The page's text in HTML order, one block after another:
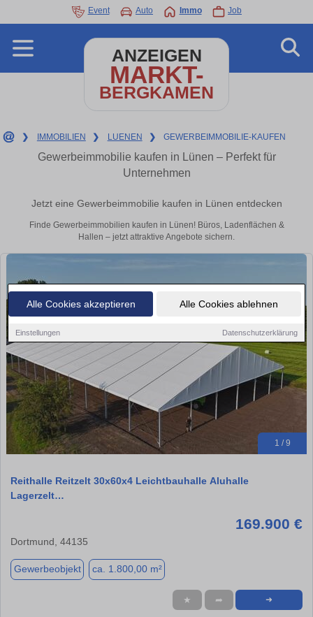
Alle Cookies akzeptieren Alle Cookies ablehnen
Einstellungen Datenschutzerklärung
Event Auto Immo Job
ANZEIGEN
MARKT-
BERGKAMEN
❯ IMMOBILIEN ❯ LUENEN ❯ GEWERBEIMMOBILIE-KAUFEN
Gewerbeimmobilie kaufen in Lünen – Perfekt für
Unternehmen
Jetzt eine Gewerbeimmobilie kaufen in Lünen entdecken
Finde Gewerbeimmobilien kaufen in Lünen! Büros, Ladenflächen &
Hallen – jetzt attraktive Angebote sichern.
1 / 9
Reithalle Reitzelt 30x60x4 Leichtbauhalle Aluhalle
Lagerzelt…
169.900 €
Dortmund, 44135
Gewerbeobjekt ca. 1.800,00 m²
★ ➦ ➜